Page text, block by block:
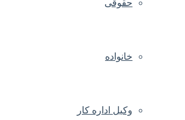
حقوقی
خانواده
وکیل اداره کار